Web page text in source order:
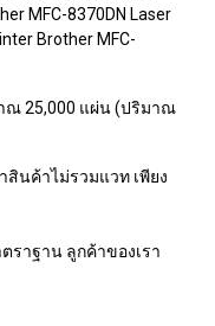
MFC-8370DN Laser
Brother MFC-
25,000 แผ่น (ปริมาณ
สินค้าไม่รวมแวท เพียง
ราฐาน ลูกค้าของเรา